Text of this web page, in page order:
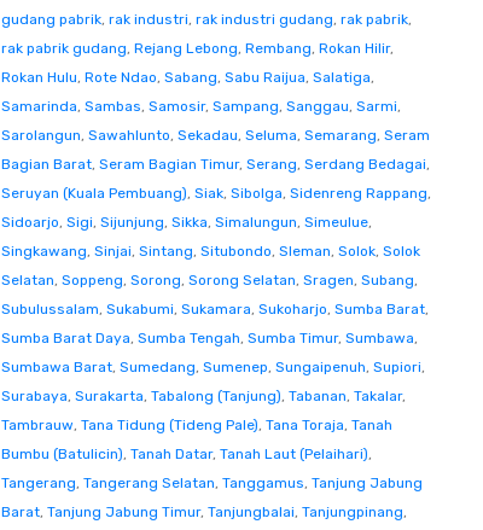
gudang pabrik, rak industri, rak industri gudang, rak pabrik,
rak pabrik gudang, Rejang Lebong, Rembang, Rokan Hilir,
Rokan Hulu, Rote Ndao, Sabang, Sabu Raijua, Salatiga,
Samarinda, Sambas, Samosir, Sampang, Sanggau, Sarmi,
Sarolangun, Sawahlunto, Sekadau, Seluma, Semarang, Seram
Bagian Barat, Seram Bagian Timur, Serang, Serdang Bedagai,
Seruyan (Kuala Pembuang), Siak, Sibolga, Sidenreng Rappang,
Sidoarjo, Sigi, Sijunjung, Sikka, Simalungun, Simeulue,
Singkawang, Sinjai, Sintang, Situbondo, Sleman, Solok, Solok
Selatan, Soppeng, Sorong, Sorong Selatan, Sragen, Subang,
Subulussalam, Sukabumi, Sukamara, Sukoharjo, Sumba Barat,
Sumba Barat Daya, Sumba Tengah, Sumba Timur, Sumbawa,
Sumbawa Barat, Sumedang, Sumenep, Sungaipenuh, Supiori,
Surabaya, Surakarta, Tabalong (Tanjung), Tabanan, Takalar,
Tambrauw, Tana Tidung (Tideng Pale), Tana Toraja, Tanah
Bumbu (Batulicin), Tanah Datar, Tanah Laut (Pelaihari),
Tangerang, Tangerang Selatan, Tanggamus, Tanjung Jabung
Barat, Tanjung Jabung Timur, Tanjungbalai, Tanjungpinang,